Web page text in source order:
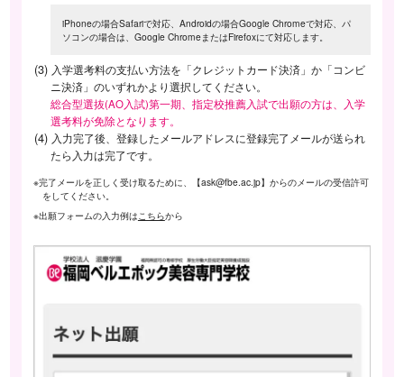
iPhoneの場合Safariで対応、Androidの場合Google Chromeで対応、パ
ソコンの場合は、Google ChromeまたはFirefoxにて対応します。
入学選考料の支払い方法を「クレジットカード決済」か「コンビ
ニ決済」のいずれかより選択してください。
総合型選抜(AO入試)第一期、指定校推薦入試で出願の方は、入学
選考料が免除となります。
入力完了後、登録したメールアドレスに登録完了メールが送られ
たら入力は完了です。
※完了メールを正しく受け取るために、【ask@fbe.ac.jp】からのメールの受信許可
をしてください。
※出願フォームの入力例は こちらから